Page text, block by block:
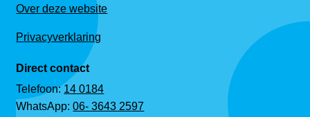
Over deze website
Privacyverklaring
Direct contact
Telefoon:14 0184
WhatsApp:06- 3643 2597